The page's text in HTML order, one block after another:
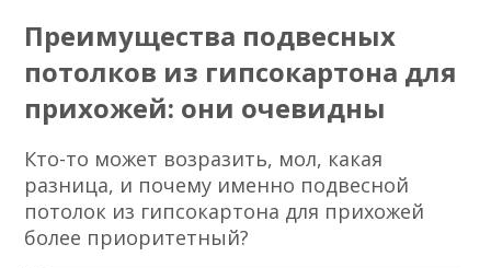
Преимущества подвесных
потолков из гипсокартона для
прихожей: они очевидны
Кто-то может возразить, мол, какая
разница, и почему именно подвесной
потолок из гипсокартона для прихожей
более приоритетный?